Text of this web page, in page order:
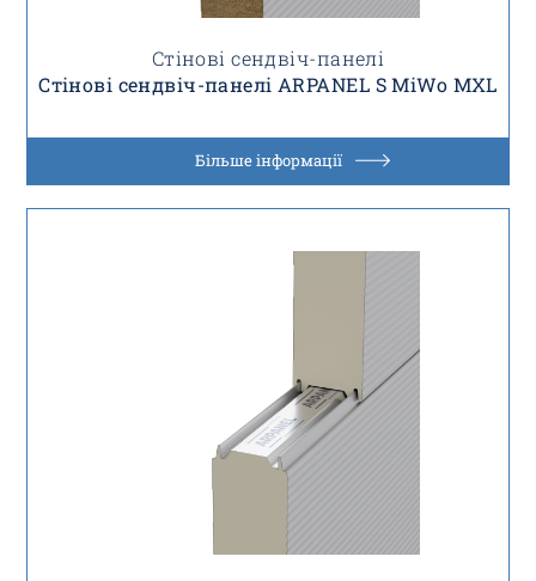
Стінові сендвіч-панелі
Стінові сендвіч-панелі ARPANEL S MiWo MXL
Більше інформації